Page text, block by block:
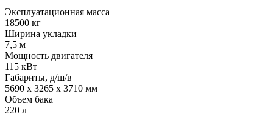
Эксплуатационная масса
18500 кг
Ширина укладки
7,5 м
Мощность двигателя
115 кВт
Габариты, д/ш/в
5690 х 3265 х 3710 мм
Объем бака
220 л